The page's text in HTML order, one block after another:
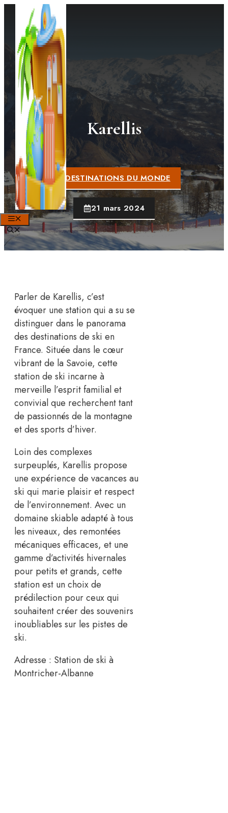
contenu
MENU
Karellis
DESTINATIONS DU MONDE
21 mars 2024
Parler de Karellis, c’est
évoquer une station qui a su se
distinguer dans le panorama
des destinations de ski en
France. Située dans le cœur
vibrant de la Savoie, cette
station de ski incarne à
merveille l’esprit familial et
convivial que recherchent tant
de passionnés de la montagne
et des sports d’hiver.
Loin des complexes
surpeuplés, Karellis propose
une expérience de vacances au
ski qui marie plaisir et respect
de l’environnement. Avec un
domaine skiable adapté à tous
les niveaux, des remontées
mécaniques efficaces, et une
gamme d’activités hivernales
pour petits et grands, cette
station est un choix de
prédilection pour ceux qui
souhaitent créer des souvenirs
inoubliables sur les pistes de
ski.
Adresse : Station de ski à
Montricher-Albanne